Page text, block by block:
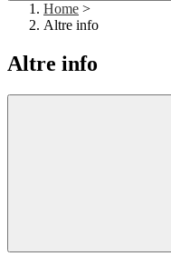
Home >
Altre info
Altre info